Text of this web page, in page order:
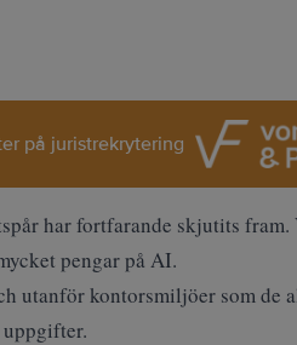
på juristrekrytering
har fortfarande skjutits
pengar på AI.
utanför kontorsmiljöer som de